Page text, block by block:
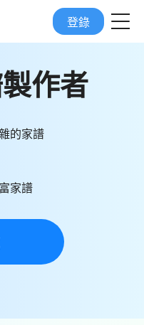
登錄
作者
的家譜
家譜